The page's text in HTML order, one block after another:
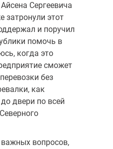
Сергеевича
затронули этот
и поручил
помочь в
когда это
сможет
без
как
двери по всей
вопросов,